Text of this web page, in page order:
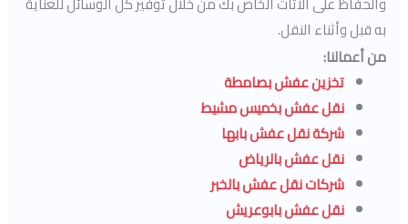
به قبل وأثناء النقل.
من أعمالنا:
تخزين عفش بصامطة
نقل عفش بخميس مشيط
شركة نقل عفش بابها
نقل عفش بالرياض
شركات نقل عفش بالخبر
نقل عفش بابوعريش